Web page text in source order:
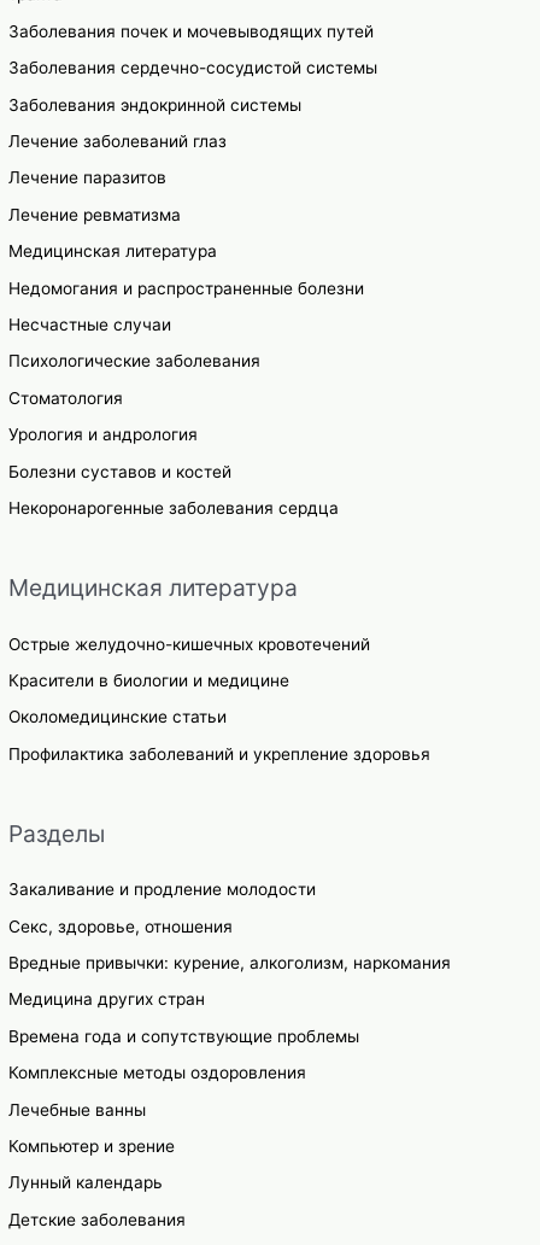
Заболевания почек и мочевыводящих путей
Заболевания сердечно-сосудистой системы
Заболевания эндокринной системы
Лечение заболеваний глаз
Лечение паразитов
Лечение ревматизма
Медицинская литература
Недомогания и распространенные болезни
Несчастные случаи
Психологические заболевания
Стоматология
Урология и андрология
Болезни суставов и костей
Некоронарогенные заболевания сердца
Медицинская литература
Острые желудочно-кишечных кровотечений
Красители в биологии и медицине
Околомедицинские статьи
Профилактика заболеваний и укрепление здоровья
Разделы
Закаливание и продление молодости
Секс, здоровье, отношения
Вредные привычки: курение, алкоголизм, наркомания
Медицина других стран
Времена года и сопутствующие проблемы
Комплексные методы оздоровления
Лечебные ванны
Компьютер и зрение
Лунный календарь
Детские заболевания